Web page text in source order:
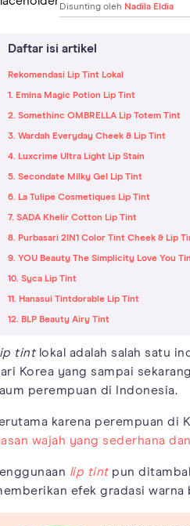
Disunting oleh Nadila Eldia
Daftar isi artikel
Rekomendasi Lip Tint Lokal
1. Emina Magic Potion Lip Tint
2. Somethinc OMBRELLA Lip Totem Tint
3. Wardah Everyday Cheek & Lip Tint
4. Luxcrime Ultra Light Lip Stain
5. Secondate Milky Gel Lip Tint
6. La Tulipe Cosmetiques Lip Tint
7. SADA Khelir Cotton Lip Tint
8. Purbasari 2IN1 Color Tint Cheek & Lip
9. YOU Beauty The Simplicity Love You
10. Syca Lip Tint
11. Hanasui Tintdorable Lip Tint
12. BLP Beauty Airy Tint
tintlokal adalah salah satu
Korea yang sampai
perempuan di Indonesia.
karena perempuan di
wajah yang sederhana
lip tintpun
efek gradasi